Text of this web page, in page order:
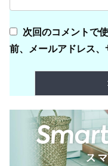
次回のコメントで
前、メールアドレス、